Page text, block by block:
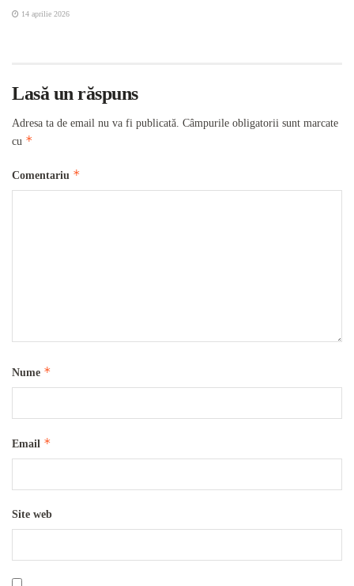
14 aprilie 2026
Lasă un răspuns
Adresa ta de email nu va fi publicată. Câmpurile obligatorii sunt marcate
cu *
Comentariu *
Nume *
Email *
Site web